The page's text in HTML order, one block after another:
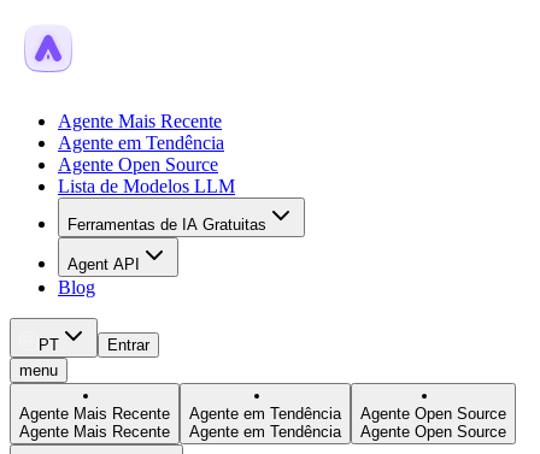
Agente Mais Recente
Agente em Tendência
Agente Open Source
Lista de Modelos LLM
Ferramentas de IA Gratuitas
Agent API
Blog
PT
Entrar
menu
Agente Mais Recente
Agente Mais Recente
Agente em Tendência
Agente em Tendência
Agente Open Source
Agente Open Source